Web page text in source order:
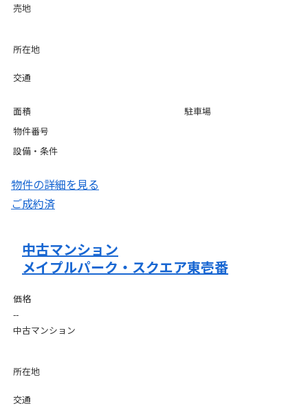
売地
所在地
交通
面積
駐車場
物件番号
設備・条件
物件の詳細を見る
ご成約済
中古マンション
メイプルパーク・スクエア東壱番
価格
--
中古マンション
所在地
交通